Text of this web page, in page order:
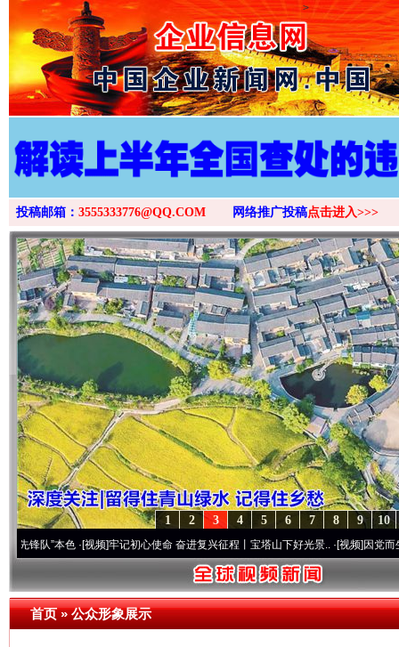
>
投稿邮箱： 3555333776@QQ.COM 网络推广投稿点击进入>>>
10
9
8
7
6
5
4
3
2
1
色·[视频]牢记初心使命 奋进复兴征程丨宝塔山下好光景..·[视频]因党而生 为党而
首页»公众形象展示